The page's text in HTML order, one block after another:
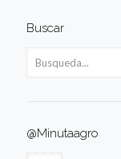
Buscar
@Minutaagro